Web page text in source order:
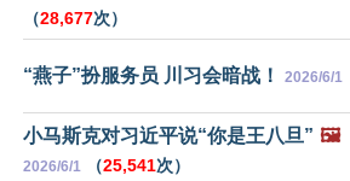
（28,677次）
“燕子”扮服务员 川习会暗战！ 2026/6/1
小马斯克对习近平说“你是王八旦” 🖼️
2026/6/1 （25,541次）